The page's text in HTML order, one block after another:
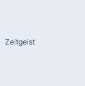
Zeitgeist